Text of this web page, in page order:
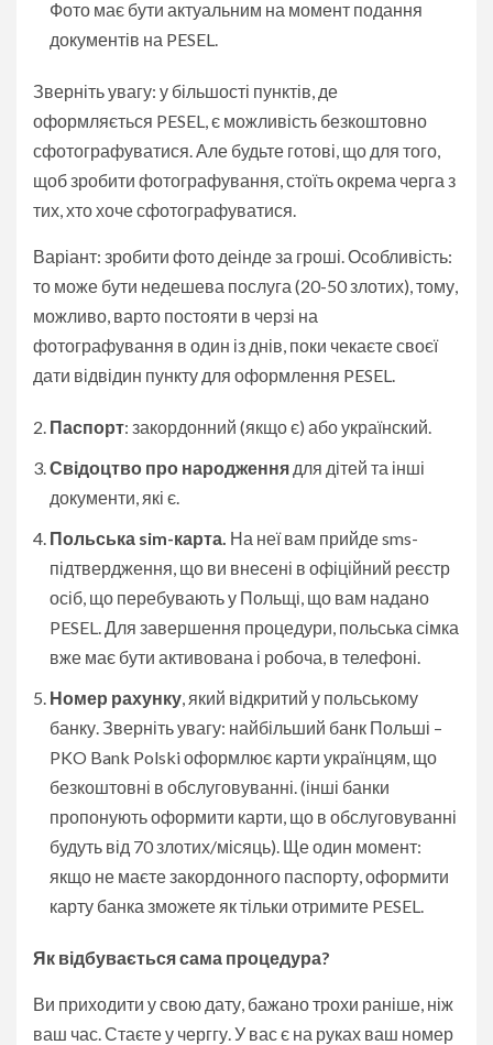
Фото має бути актуальним на момент подання
документів на PESEL.
Зверніть увагу: у більшості пунктів, де
оформляється PESEL, є можливість безкоштовно
сфотографуватися. Але будьте готові, що для того,
щоб зробити фотографування, стоїть окрема черга з
тих, хто хоче сфотографуватися.
Варіант: зробити фото деінде за гроші. Особливість:
то може бути недешева послуга (20-50 злотих), тому,
можливо, варто постояти в черзі на
фотографування в один із днів, поки чекаєте своєї
дати відвідин пункту для оформлення PESEL.
Паспорт: закордонний (якщо є) або українский.
Свідоцтво про народження для дітей та інші
документи, які є.
Польська sim-карта. На неї вам прийде sms-
підтвердження, що ви внесені в офіційний реєстр
осіб, що перебувають у Польщі, що вам надано
PESEL. Для завершення процедури, польська сімка
вже має бути активована і робоча, в телефоні.
Номер рахунку, який відкритий у польському
банку. Зверніть увагу: найбільший банк Польші –
PKO Bank Polski оформлює карти українцям, що
безкоштовні в обслуговуванні. (інші банки
пропонують оформити карти, що в обслуговуванні
будуть від 70 злотих/місяць). Ще один момент:
якщо не маєте закордонного паспорту, оформити
карту банка зможете як тільки отримите PESEL.
Як відбувається сама процедура?
Ви приходити у свою дату, бажано трохи раніше, ніж
ваш час. Стаєте у черггу. У вас є на руках ваш номер